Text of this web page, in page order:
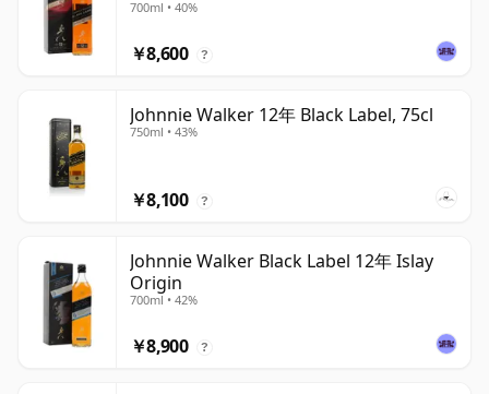
700ml • 40%
￥8,600 ?
Johnnie Walker 12年 Black Label, 75cl
750ml • 43%
￥8,100 ?
Johnnie Walker Black Label 12年 Islay
Origin
700ml • 42%
￥8,900 ?